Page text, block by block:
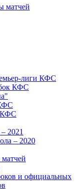
матчей
лиги КФС
КФС
КФС
2021
– 2020
и официальных